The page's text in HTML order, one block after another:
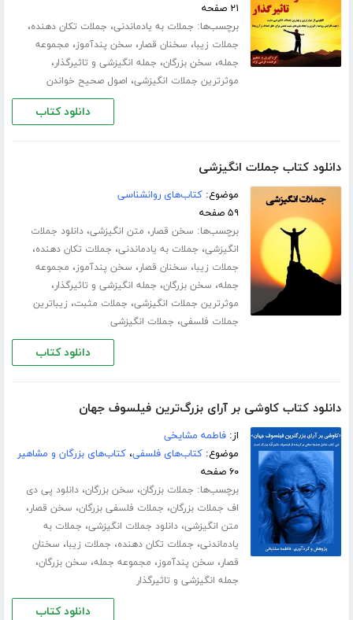
۲۱ صفحه
برچسب‌ها: جملات به یادماندنی، جملات تکان دهنده،
جملات زیبا، سخنان قصار، سخن پندآموز، مجموعه
جمله، سخن بزرگان، جمله انگیزشی و تاثیرگذار،
موثرترین جملات انگیزشی، اصول صحیح خواندن
دانلود کتاب
دانلود کتاب جملات انگیزشی
موضوع:کتاب‌های روانشناسی
۵۹ صفحه
برچسب‌ها: سخن قصار، متن انگیزشی،دانلود جملات
انگیزشی، جملات به یادماندنی، جملات تکان دهنده،
جملات زیبا، سخنان قصار، سخن پندآموز، مجموعه
جمله، سخن بزرگان، جمله انگیزشی و تاثیرگذار،
موثرترین جملات انگیزشی، جملات مثبت، زیباترین
جملات فلسفی، جملات انگیزشی
دانلود کتاب
دانلود کتاب کاوشی بر آرای بزرگ‌ترین فیلسوف جهان
از:فاطمه مشایخی
موضوع:کتاب‌های فلسفی،کتاب‌های بزرگان و مشاهیر
۶۰ صفحه
برچسب‌ها: جملات بزرگان، سخن بزرگان،دانلود پی دی
اف جملات بزرگان، جملات فلسفی بزرگان، سخن قصار،
متن انگیزشی،دانلود جملات انگیزشی، جملات به
یادماندنی، جملات تکان دهنده، جملات زیبا، سخنان
قصار، سخن پندآموز، مجموعه جمله، سخن بزرگان،
جمله انگیزشی و تاثیرگذار
دانلود کتاب